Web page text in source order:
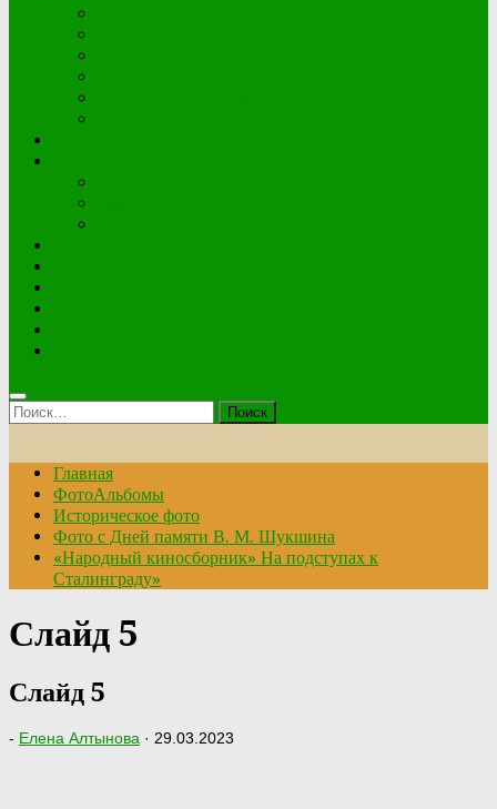
Найти:
Главная
ФотоАльбомы
Историческое фото
Фото с Дней памяти В. М. Шукшина
«Народный киносборник» На подступах к
Сталинграду»
Слайд 5
Слайд 5
- Елена Алтынова · 29.03.2023